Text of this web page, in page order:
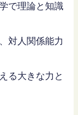
で理論と知識
対人関係能力
る大きな力と